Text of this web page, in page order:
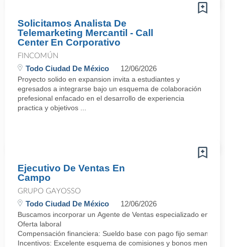
Solicitamos Analista De
Telemarketing Mercantil - Call
Center En Corporativo
FINCOMÚN
Todo Ciudad De México 12/06/2026
Proyecto solido en expansion invita a estudiantes y
egresados a integrarse bajo un esquema de colaboración
prefesional enfacado en el desarrollo de experiencia
practica y objetivos ...
Ejecutivo De Ventas En
Campo
GRUPO GAYOSSO
Todo Ciudad De México 12/06/2026
Buscamos incorporar un Agente de Ventas especializado en
Oferta laboral
Compensación financiera: Sueldo base con pago fijo semanal.
Incentivos: Excelente esquema de comisiones y bonos